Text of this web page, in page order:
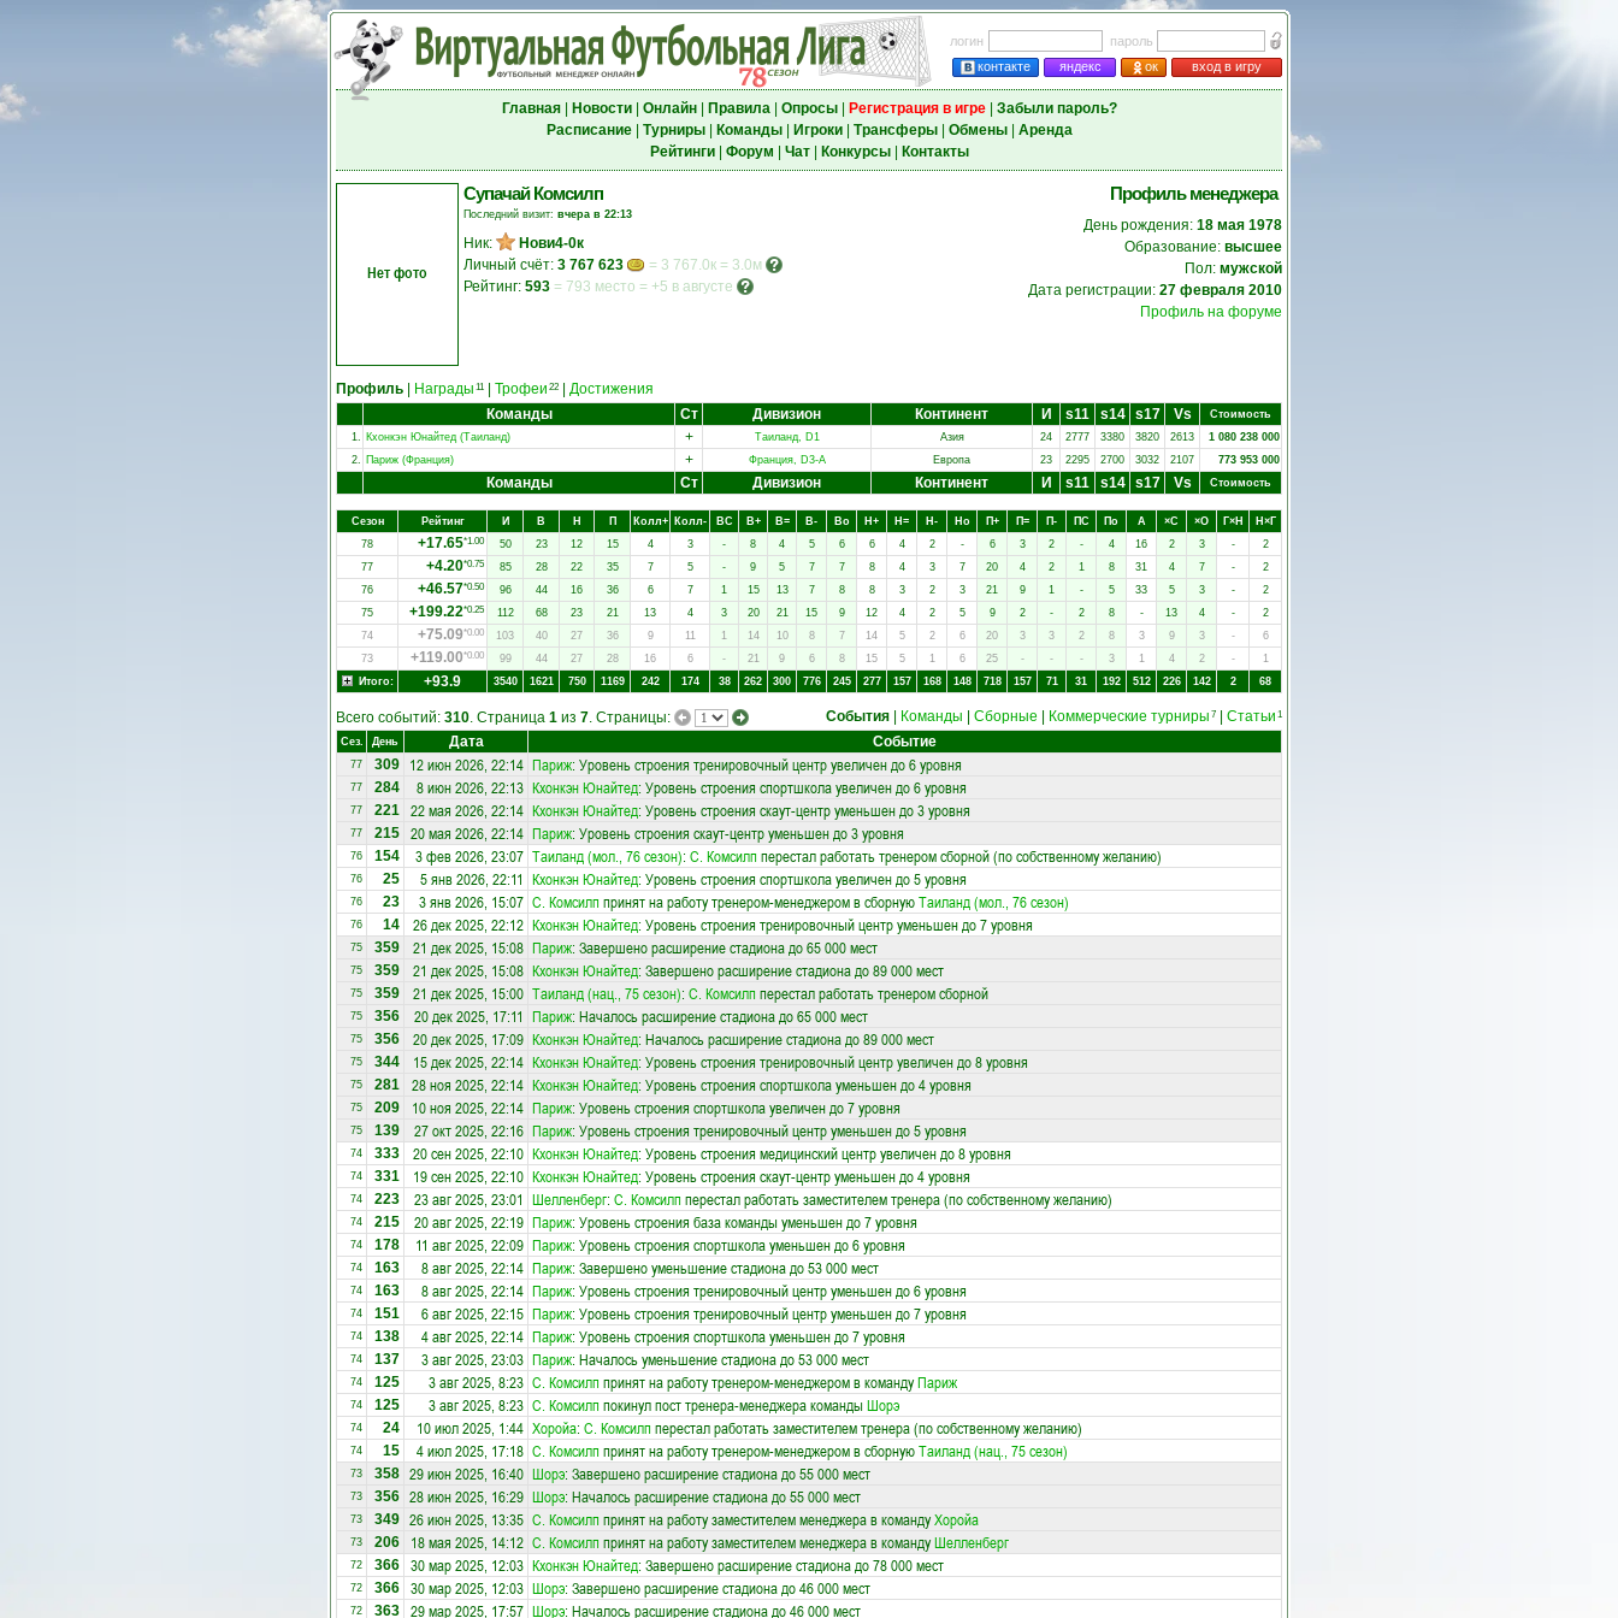
логин
пароль
контакте
яндекс ок вход в игру
Главная| Новости| Онлайн| Правила| Опросы| Регистрация в игре| Забыли пароль?
Расписание| Турниры| Команды| Игроки| Трансферы| Обмены| Аренда
Рейтинги| Форум Чат| Конкурсы| Контакты
Нет фото
Супачай Комсилп
Последний визит: вчера в 22:13
Ник:
Нови4-0к
Личный счёт: 3 767 623
= 3 767.0к = 3.0м
Рейтинг: 593 = 793 место = +5 в августе
Профиль менеджера
День рождения: 18 мая 1978
Образование: высшее
Пол: мужской
Дата регистрации: 27 февраля 2010
Профиль на форуме
Профиль Награды 11 Трофеи 22
Достижения
Команды
Ст Дивизион Континент И s11 s14 s17 Vs
Стоимость
1. Кхонкэн Юнайтед (Таиланд) + Таиланд, D1 Азия 24 2777 3380 3820 2613
1 080 238 000
2. Париж (Франция) + Франция, D3-A Европа 23 2295 2700 3032 2107 773 953 000
Команды Ст Дивизион Континент И s11 s14 s17 Vs Стоимость
Сезон Рейтинг И В Н П Колл+ Колл- ВC В+ В= В- Вo Н+ Н= Н- Нo П+ П= П- ПC Пo А ×C ×O Г×Н
Н×Г
78
+17.65*1.00 50 23 12 15 4 3 - 8 4 5 6 6 4 2 - 6 3 2 - 4 16 2 3 -
2
77
+4.20*0.75 85 28 22 35 7 5 - 9 5 7 7 8 4 3 7 20 4 2 1 8 31 4 7 -
2
76
+46.57*0.50 96 44 16 36 6 7 1 15 13 7 8 8 3 2 3 21 9 1 - 5 33 5 3 -
2
75
+199.22*0.25 112 68 23 21 13 4 3 20 21 15 9 12 4 2 5 9 2 - 2 8 - 13 4 -
2
74
+75.09*0.00 103 40 27 36 9 11 1 14 10 8 7 14 5 2 6 20 3 3 2 8 3 9 3 -
6
73
+119.00*0.00 99 44 27 28 16 6 - 21 9 6 8 15 5 1 6 25 - - - 3 1 4 2 -
1
Итого:
+93.9 3540 1621 750 1169 242 174 38 262 300 776 245 277 157 168 148 718 157 71 31 192 512 226 142 2 68
Всего событий: 310. Страница 1 из 7. Страницы: События Команды Сборные Коммерческие турниры 7 Статьи 1
Сез. День Дата Событие
77 309 12 июн 2026, 22:14 Париж: Уровень строения тренировочный центр увеличен до 6 уровня
77 284 8 июн 2026, 22:13 Кхонкэн Юнайтед: Уровень строения спортшкола увеличен до 6 уровня
77 221 22 мая 2026, 22:14 Кхонкэн Юнайтед: Уровень строения скаут-центр уменьшен до 3 уровня
77 215 20 мая 2026, 22:14 Париж: Уровень строения скаут-центр уменьшен до 3 уровня
76 154 3 фев 2026, 23:07 Таиланд (мол., 76 сезон): С. Комсилп перестал работать тренером сборной (по собственному желанию)
76 25 5 янв 2026, 22:11 Кхонкэн Юнайтед: Уровень строения спортшкола увеличен до 5 уровня
76 23 3 янв 2026, 15:07 С. Комсилп принят на работу тренером-менеджером в сборнуюТаиланд (мол., 76 сезон)
76 14 26 дек 2025, 22:12 Кхонкэн Юнайтед: Уровень строения тренировочный центр уменьшен до 7 уровня
75 359 21 дек 2025, 15:08 Париж: Завершено расширение стадиона до 65 000 мест
75 359 21 дек 2025, 15:08 Кхонкэн Юнайтед: Завершено расширение стадиона до 89 000 мест
75 359 21 дек 2025, 15:00 Таиланд (нац., 75 сезон): С. Комсилп перестал работать тренером сборной
75 356 20 дек 2025, 17:11 Париж: Началось расширение стадиона до 65 000 мест
75 356 20 дек 2025, 17:09 Кхонкэн Юнайтед: Началось расширение стадиона до 89 000 мест
75 344 15 дек 2025, 22:14 Кхонкэн Юнайтед: Уровень строения тренировочный центр увеличен до 8 уровня
75 281 28 ноя 2025, 22:14 Кхонкэн Юнайтед: Уровень строения спортшкола уменьшен до 4 уровня
75 209 10 ноя 2025, 22:14 Париж: Уровень строения спортшкола увеличен до 7 уровня
75 139 27 окт 2025, 22:16 Париж: Уровень строения тренировочный центр уменьшен до 5 уровня
74 333 20 сен 2025, 22:10 Кхонкэн Юнайтед: Уровень строения медицинский центр увеличен до 8 уровня
74 331 19 сен 2025, 22:10 Кхонкэн Юнайтед: Уровень строения скаут-центр уменьшен до 4 уровня
74 223 23 авг 2025, 23:01 Шелленберг: С. Комсилп перестал работать заместителем тренера (по собственному желанию)
74 215 20 авг 2025, 22:19 Париж: Уровень строения база команды уменьшен до 7 уровня
74 178 11 авг 2025, 22:09 Париж: Уровень строения спортшкола уменьшен до 6 уровня
74 163 8 авг 2025, 22:14 Париж: Завершено уменьшение стадиона до 53 000 мест
74 163 8 авг 2025, 22:14 Париж: Уровень строения тренировочный центр уменьшен до 6 уровня
74 151 6 авг 2025, 22:15 Париж: Уровень строения тренировочный центр уменьшен до 7 уровня
74 138 4 авг 2025, 22:14 Париж: Уровень строения спортшкола уменьшен до 7 уровня
74 137 3 авг 2025, 23:03 Париж: Началось уменьшение стадиона до 53 000 мест
74 125 3 авг 2025, 8:23 С. Комсилп принят на работу тренером-менеджером в командуПариж
74 125 3 авг 2025, 8:23 С. Комсилп покинул пост тренера-менеджера командыШорэ
74 24 10 июл 2025, 1:44 Хоройа: С. Комсилп перестал работать заместителем тренера (по собственному желанию)
74 15 4 июл 2025, 17:18 С. Комсилп принят на работу тренером-менеджером в сборнуюТаиланд (нац., 75 сезон)
73 358 29 июн 2025, 16:40 Шорэ: Завершено расширение стадиона до 55 000 мест
73 356 28 июн 2025, 16:29 Шорэ: Началось расширение стадиона до 55 000 мест
73 349 26 июн 2025, 13:35 С. Комсилп принят на работу заместителем менеджера в командуХоройа
73 206 18 мая 2025, 14:12 С. Комсилп принят на работу заместителем менеджера в командуШелленберг
72 366 30 мар 2025, 12:03 Кхонкэн Юнайтед: Завершено расширение стадиона до 78 000 мест
72 366 30 мар 2025, 12:03 Шорэ: Завершено расширение стадиона до 46 000 мест
72 363 29 мар 2025, 17:57 Шорэ: Началось расширение стадиона до 46 000 мест